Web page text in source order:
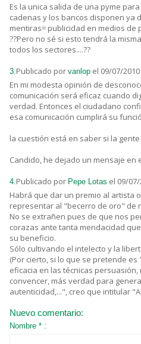
Es la unica salida de una pyme
cadenas y los bancos disponen ya
mentiras= publicidad en medios de
??Pero no sé si esto tendrá la
todos los sectores....??
3.Publicado por vanlop el 09/07/2010
En mi modesta opinión de
comunicación será eficaz cuando
verdad. Entonces el ciudadano
esa comunicación cumplirá su
la cuestión está en saber si la
Candido, he dejado un mensaje en
4.Publicado por Pepe Lotas el 09/07/
Habrá que dar un premio al artista
representar al "becerro de oro" de
No se extrañen pues de que nos
corazas ante tanta mendacidad
su beneficio.
Sólo cultivando el intelecto y la
(Por cierto, si lo que se pretende es
eficacia en las técnicas
convencer, más verdad para
autenticidad,...", creo que intitular
Nuevo comentario:
Nombre * :